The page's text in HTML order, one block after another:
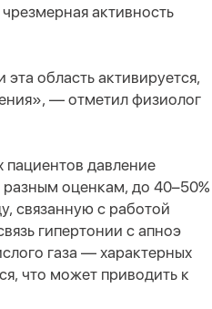
активность
область активируется,
— отметил физиолог
давление
оценкам, до 40–50%
связанную с работой
гипертонии с апноэ
газа — характерных
что может приводить к